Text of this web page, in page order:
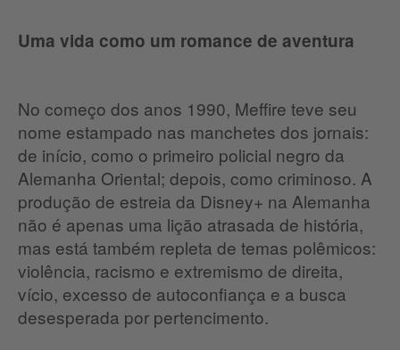
Uma vida como um romance de aventura
No começo dos anos 1990, Meffire teve seu
nome estampado nas manchetes dos jornais:
de início, como o primeiro policial negro da
Alemanha Oriental; depois, como criminoso. A
produção de estreia da Disney+ na Alemanha
não é apenas uma lição atrasada de história,
mas está também repleta de temas polêmicos:
violência, racismo e extremismo de direita,
vício, excesso de autoconfiança e a busca
desesperada por pertencimento.